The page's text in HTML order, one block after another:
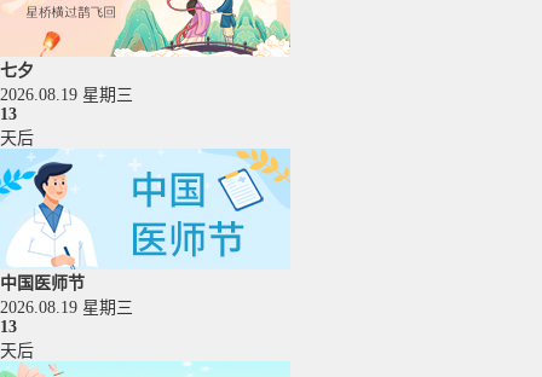
七夕
2026.08.19 星期三
13
天后
中国医师节
2026.08.19 星期三
13
天后